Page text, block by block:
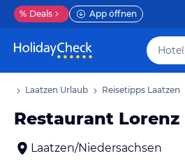
% Deals App öffnen
Laatzen Urlaub Reisetipps Laatzen
Restaurant Lorenz
Laatzen/Niedersachsen